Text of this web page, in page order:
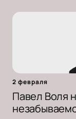
2 февраля
Павел Воля